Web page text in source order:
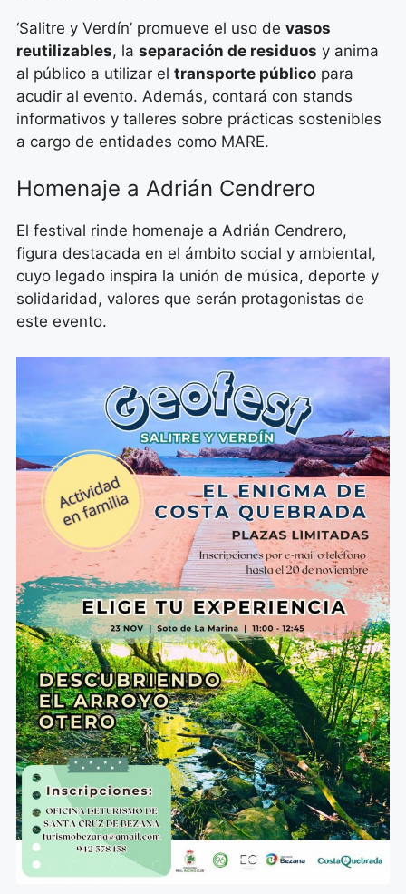
‘Salitre y Verdín’ promueve el uso devasos
reutilizables, laseparación de residuos y anima
al público a utilizar eltransporte público para
acudir al evento. Además, contará con stands
informativos y talleres sobre prácticas sostenibles
a cargo de entidades como MARE.
Homenaje a Adrián Cendrero
El festival rinde homenaje a Adrián Cendrero,
figura destacada en el ámbito social y ambiental,
cuyo legado inspira la unión de música, deporte y
solidaridad, valores que serán protagonistas de
este evento.